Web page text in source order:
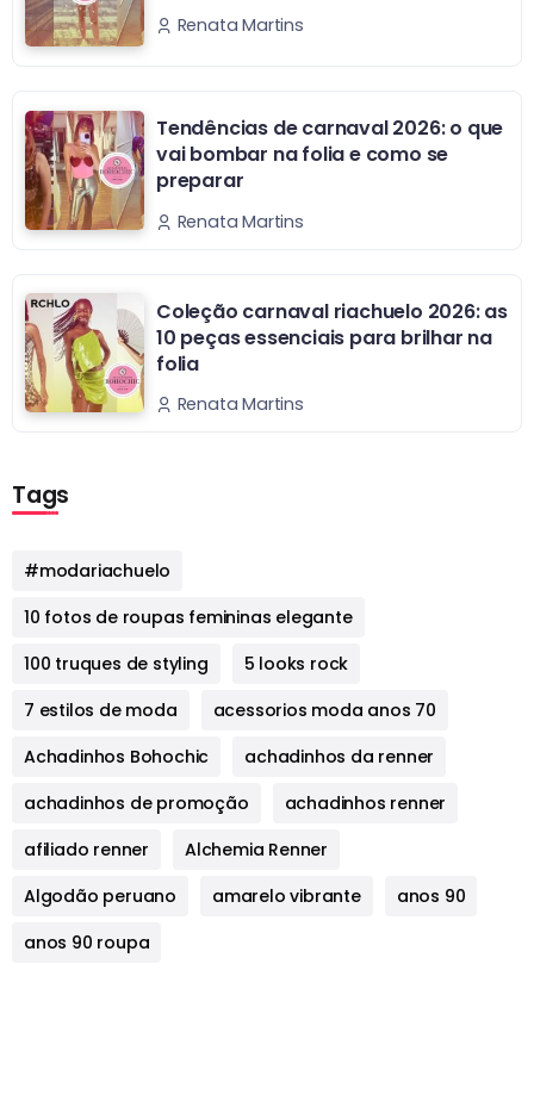
Renata Martins
Tendências de carnaval 2026: o que
vai bombar na folia e como se
preparar
Renata Martins
Coleção carnaval riachuelo 2026: as
10 peças essenciais para brilhar na
folia
Renata Martins
Tags
#modariachuelo
10 fotos de roupas femininas elegante
100 truques de styling
5 looks rock
7 estilos de moda
acessorios moda anos 70
Achadinhos Bohochic
achadinhos da renner
achadinhos de promoção
achadinhos renner
afiliado renner
Alchemia Renner
Algodão peruano
amarelo vibrante
anos 90
anos 90 roupa